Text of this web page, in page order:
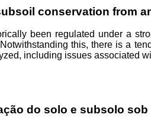
conservation from
been regulated under a
this, there is a
including issues associated
do solo e subsolo sob